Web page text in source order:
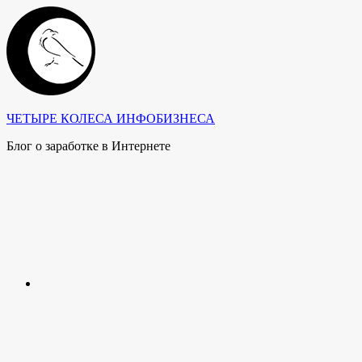
Перейти
к
содержимому
ЧЕТЫРЕ КОЛЕСА ИНФОБИЗНЕСА
Блог о заработке в Интернете